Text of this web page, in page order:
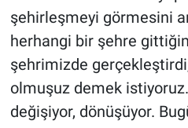
şehirleşmeyi görmesini
herhangi bir şehre
şehrimizde
olmuşuz demek
değişiyor, dönüşüyor.